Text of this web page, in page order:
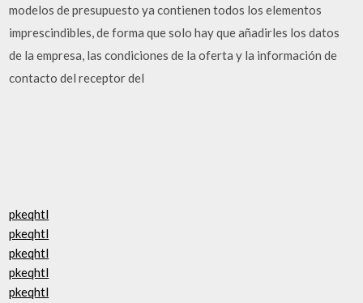
modelos de presupuesto ya contienen todos los elementos
imprescindibles, de forma que solo hay que añadirles los datos
de la empresa, las condiciones de la oferta y la información de
contacto del receptor del
pkeqhtl
pkeqhtl
pkeqhtl
pkeqhtl
pkeqhtl